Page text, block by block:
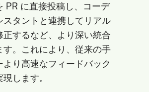
PR に直接投稿し、コーデ
スタントと連携してリアル
正するなど、より深い統合
す。これにより、従来の手
より高速なフィードバック
します。